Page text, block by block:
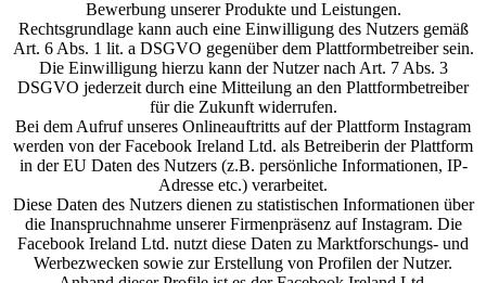
Bewerbung unserer Produkte und Leistungen.
Rechtsgrundlage kann auch eine Einwilligung des Nutzers gemäß
Art. 6 Abs. 1 lit. a DSGVO gegenüber dem Plattformbetreiber sein.
Die Einwilligung hierzu kann der Nutzer nach Art. 7 Abs. 3
DSGVO jederzeit durch eine Mitteilung an den Plattformbetreiber
für die Zukunft widerrufen.
Bei dem Aufruf unseres Onlineauftritts auf der Plattform Instagram
werden von der Facebook Ireland Ltd. als Betreiberin der Plattform
in der EU Daten des Nutzers (z.B. persönliche Informationen, IP-
Adresse etc.) verarbeitet.
Diese Daten des Nutzers dienen zu statistischen Informationen über
die Inanspruchnahme unserer Firmenpräsenz auf Instagram. Die
Facebook Ireland Ltd. nutzt diese Daten zu Marktforschungs- und
Werbezwecken sowie zur Erstellung von Profilen der Nutzer.